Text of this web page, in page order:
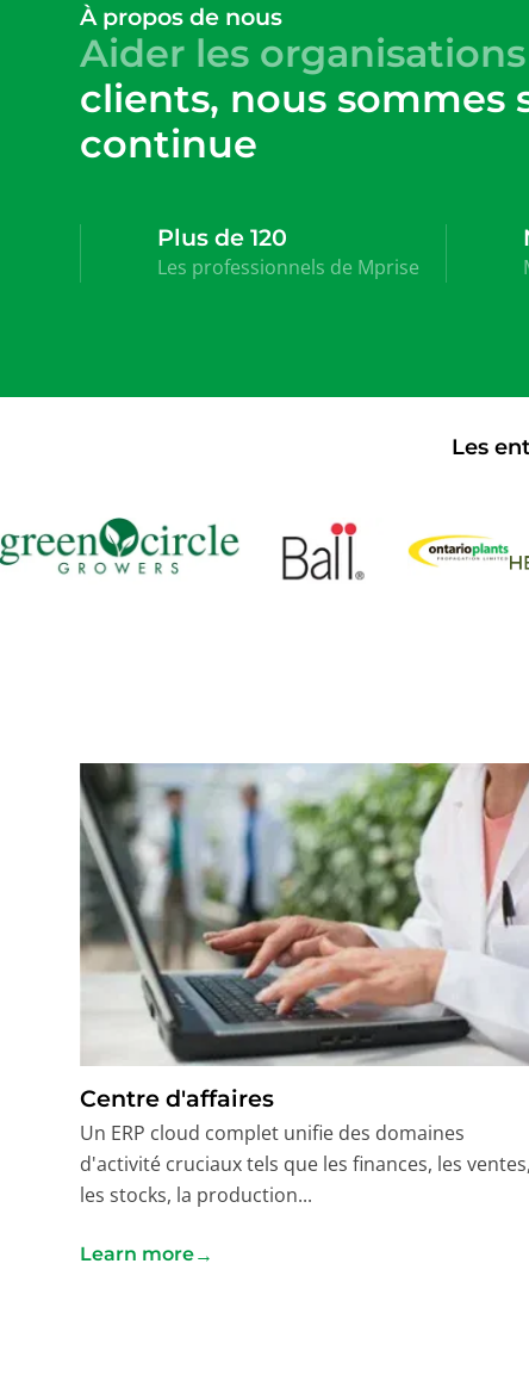
À propos de nous
Aider les
clients, nous sommes
continue
Plus de 120
Les professionnels de Mprise
Les
Centre d'affaires
Un ERP cloud complet unifie des domaines
d'activité cruciaux tels que les finances, les ventes,
les stocks, la production...
Learn more→